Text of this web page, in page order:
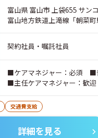
富山県 富山市 上袋655 サン
富山地方鉄道上滝線「朝菜
契約社員・嘱託社員
■ケアマネジャー：必須 ■
■主任ケアマネジャー：歓迎
交通費支給
詳細を見る